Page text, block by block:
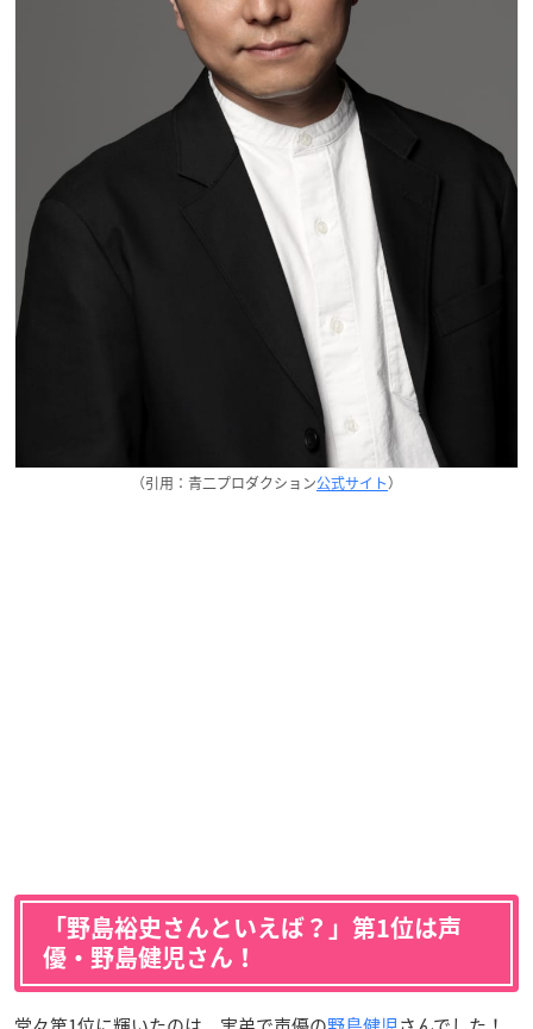
（引用：青二プロダクション公式サイト）
「野島裕史さんといえば？」第1位は声
優・野島健児さん！